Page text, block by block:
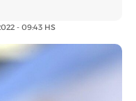
- 09:43 HS